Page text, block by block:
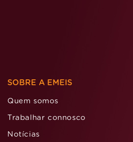
SOBRE A EMEIS
Quem somos
Trabalhar connosco
Notícias